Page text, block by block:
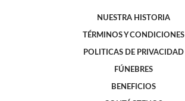
NUESTRA HISTORIA
TÉRMINOS Y CONDICIONES
POLITICAS DE PRIVACIDAD
FÚNEBRES
BENEFICIOS